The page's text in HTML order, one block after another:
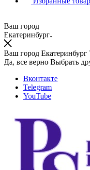
Ваш город
Екатеринбург
Ваш город Екатеринбург
Да, все верно Выбрать
Вконтакте
Telegram
YouTube